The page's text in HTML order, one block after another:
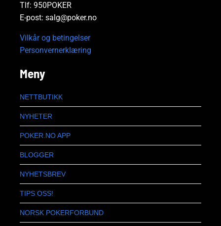
Tlf: 950POKER
E-post: salg@poker.no
Vilkår og betingelser
Personvernerklæring
Meny
NETTBUTIKK
NYHETER
POKER.NO APP
BLOGGER
NYHETSBREV
TIPS OSS!
NORSK POKERFORBUND